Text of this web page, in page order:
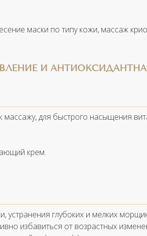
маски по типу кожи, массаж
И АНТИОКСИДАНТНАЯ
массажу, для быстрого насыщения
крем.
глубоких и мелких
избавиться от возрастных